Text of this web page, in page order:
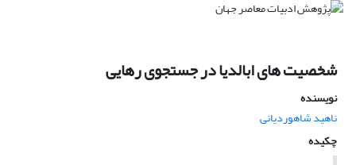
شخصیت های ابالدیا در جستجوی رهایی
نویسنده
ناهید شاهوردیانی
چکیده